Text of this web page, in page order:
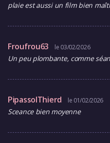
plaie est aussi un film bien
Froufrou63 le 03/02/2026
Un peu plombante, comme
PipassolThierd le 01/02/2026
Sceance bien moyenne